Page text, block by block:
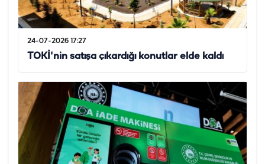
24-07-2026 17:27
TOKİ'nin satışa çıkardığı konutlar elde kaldı